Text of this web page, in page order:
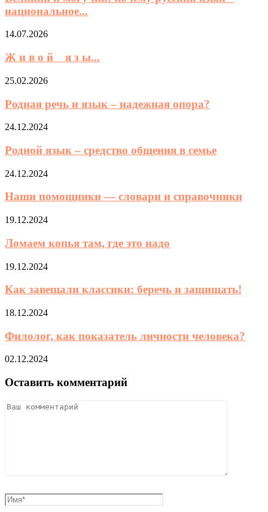
национальное...
14.07.2026
Ж и в о й я з ы...
25.02.2026
Родная речь и язык – надежная опора?
24.12.2024
Родной язык – средство общения в семье
24.12.2024
Наши помощники — словари и справочники
19.12.2024
Ломаем копья там, где это надо
19.12.2024
Как завещали классики: беречь и защищать!
18.12.2024
Филолог, как показатель личности человека?
02.12.2024
Оставить комментарий